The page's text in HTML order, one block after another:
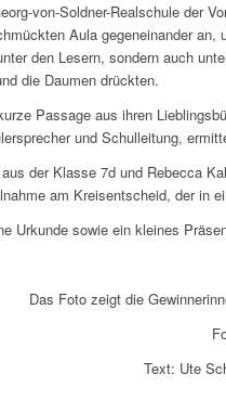
von-Soldner-Realschule der
Aula gegeneinander an,
den Lesern, sondern auch
die Daumen drückten.
Passage aus ihren
und Schulleitung,
der Klasse 7d und Rebecca
am Kreisentscheid, der in
Urkunde sowie ein kleines
Das Foto zeigt die
Text: Ute